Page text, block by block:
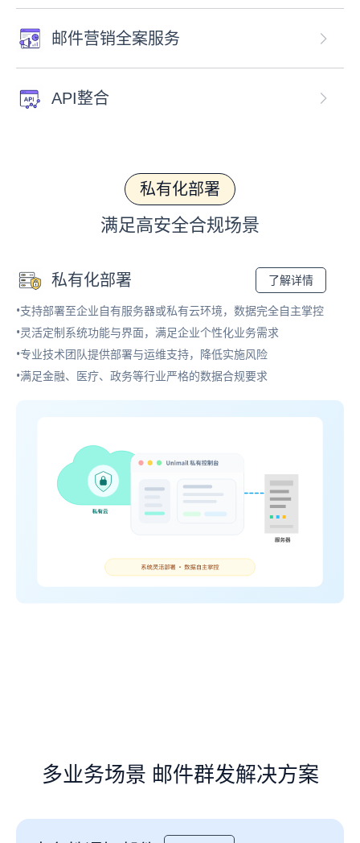
邮件营销全案服务
API整合
私有化部署
满足高安全合规场景
私有化部署 了解详情
•支持部署至企业自有服务器或私有云环境，数据完全自主掌控
•灵活定制系统功能与界面，满足企业个性化业务需求
•专业技术团队提供部署与运维支持，降低实施风险
•满足金融、医疗、政务等行业严格的数据合规要求
多业务场景 邮件群发解决方案